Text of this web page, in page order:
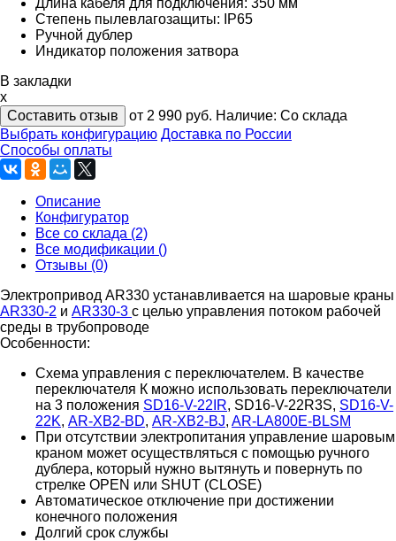
Степень пылевлагозащиты: IP65
Ручной дублер
Индикатор положения затвора
В закладки
x
Составить отзыв
от 2 990 руб. Наличие: Со склада
Выбрать конфигурацию Доставка по России
Способы оплаты
Описание
Конфигуратор
Все со склада (2)
Все модификации ()
Отзывы (0)
Электропривод AR330 устанавливается на шаровые краны
AR330-2 и AR330-3 с целью управления потоком рабочей
среды в трубопроводе
Особенности:
Схема управления с переключателем. В качестве
переключателя К можно использовать переключатели
на 3 положения SD16-V-22IR, SD16-V-22R3S, SD16-V-
22K, AR-XB2-BD, AR-XB2-BJ, AR-LA800E-BLSM
При отсутствии электропитания управление шаровым
краном может осуществляться с помощью ручного
дублера, который нужно вытянуть и повернуть по
стрелке OPEN или SHUT (CLOSE)
Автоматическое отключение при достижении
конечного положения
Долгий срок службы